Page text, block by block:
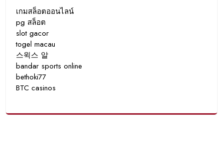
เกมสล็อตออนไลน์
pg สล็อต
slot gacor
togel macau
스윅스 알
bandar sports online
bethoki77
BTC casinos